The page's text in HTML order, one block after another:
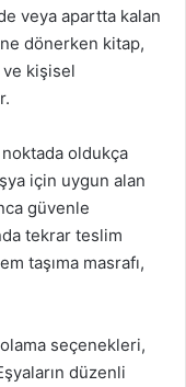
veya apartta kalan
dönerken kitap,
ve kişisel
oldukça
için uygun alan
güvenle
tekrar teslim
taşıma masrafı,
seçenekleri,
düzenli